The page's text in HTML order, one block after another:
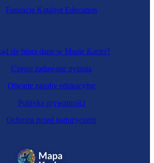
się biorą dane w Mapie Karier?
Często zadawane pytania
Otwarte zasoby edukacyjne
Polityka prywatności
Ochrona przed nadużyciami
Fundacja Katalyst Education